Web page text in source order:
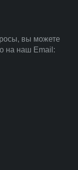
вы можете
на наш Email: